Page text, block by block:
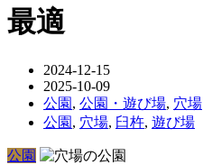
最適
2024-12-15
2025-10-09
公園 , 公園・遊び場, 穴場
公園 , 穴場, 臼杵, 遊び場
公園